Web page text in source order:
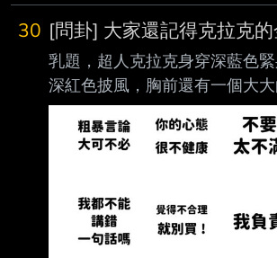
30 [問卦] 大家還記得克拉克的
乳題，超人克拉克身穿深藍色
深紅色披風，胸前還有一個大
有一些金句朗朗上口，大家還
麼金句嗎？ --